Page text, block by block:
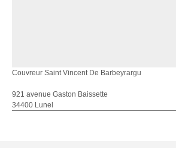
Couvreur Saint Vincent De Barbeyrargu
921 avenue Gaston Baissette
34400 Lunel